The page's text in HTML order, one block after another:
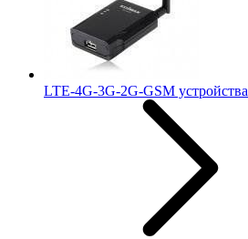
LTE-4G-3G-2G-GSM устройства